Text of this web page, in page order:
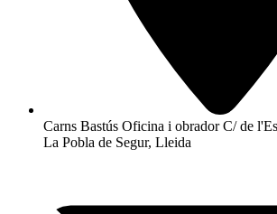
Carns Bastús Oficina i obrador C/ de
La Pobla de Segur, Lleida